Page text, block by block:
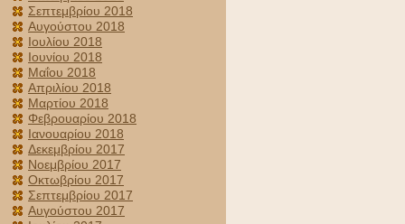
Σεπτεμβρίου 2018
Αυγούστου 2018
Ιουλίου 2018
Ιουνίου 2018
Μαΐου 2018
Απριλίου 2018
Μαρτίου 2018
Φεβρουαρίου 2018
Ιανουαρίου 2018
Δεκεμβρίου 2017
Νοεμβρίου 2017
Οκτωβρίου 2017
Σεπτεμβρίου 2017
Αυγούστου 2017